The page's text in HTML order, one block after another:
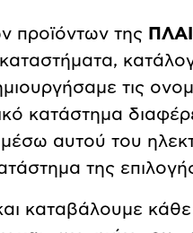
προϊόντων της
τις
κατάστημα
αυτού του
της
καταβάλουμε